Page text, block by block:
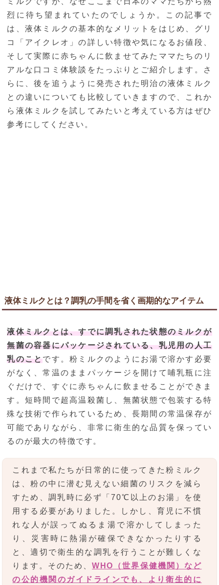
烈に待ち望まれていたのでしょうか。この記事で
は、液体ミルクの基本的なメリットをはじめ、グリ
コ「アイクレオ」の詳しい特徴や気になるお値段、
そして実際に赤ちゃんに飲ませてみたママたちのリ
アルな口コミ体験談をたっぷりとご紹介します。さ
らに、後を追うように発売された明治の液体ミルク
との違いについても比較していきますので、これか
ら液体ミルクを試してみたいと考えている方はぜひ
参考にしてください。
液体ミルクとは？調乳の手間を省く画期的なアイテム
液体ミルクとは、すでに調乳された状態のミルクが
無菌の容器にパッケージされている、乳児用の人工
乳のことです。粉ミルクのようにお湯で溶かす必要
がなく、常温のままパッケージを開けて哺乳瓶に注
ぐだけで、すぐに赤ちゃんに飲ませることができま
す。短時間で超高温殺菌し、無菌状態で包装する特
殊な技術で作られているため、長期間の常温保存が
可能でありながら、非常に衛生的な品質を保ってい
るのが最大の特徴です。
これまで私たちが日常的に使ってきた粉ミルク
は、粉の中に潜む見えない細菌のリスクを減ら
すため、調乳時に必ず「70℃以上のお湯」を使
用する必要がありました。しかし、育児に不慣
れな人が誤ってぬるま湯で溶かしてしまった
り、災害時に熱湯が確保できなかったりする
と、適切で衛生的な調乳を行うことが難しくな
ります。そのため、WHO（世界保健機関）など
の公的機関のガイドラインでも、より衛生的に